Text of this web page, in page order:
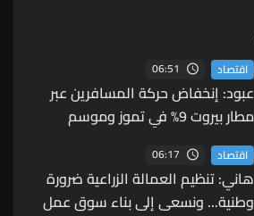
اقتصاد 06:51
عبود: إنخفاض حركة المسافرين عبر
مطار بيروت 9% في تموز وموسم
الصيف دون مستويات 2025
اقتصاد 06:17
هاني: تنظيم العمالة الزراعية ضرورة
وطنية... ونسعى إلى بناء سوق عمل